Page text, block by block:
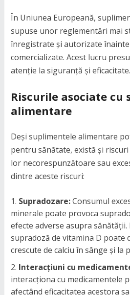
În Uniunea Europeană,
supuse unor reglementări mai
înregistrate și autorizate
comercializate. Acest lucru
atenție la siguranță și eficacitate.
Riscurile asociate cu
alimentare
Deși suplimentele alimentare
pentru sănătate, există și
lor necorespunzătoare sau
dintre aceste riscuri:
Supradozare:Consumul
minerale poate provoca
efecte adverse asupra sănătății.
supradoză de vitamina D poate
crescute de calciu în sânge și la
Interacțiuni cu
interacționa cu medicamentele
afectând eficacitatea acestora